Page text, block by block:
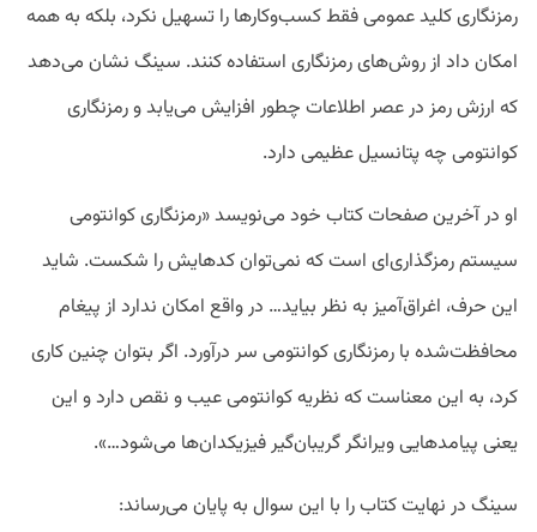
رمزنگاری کلید عمومی فقط کسب‌وکارها را تسهیل نکرد، بلکه به همه
امکان داد از روش‌های رمزنگاری استفاده کنند. سینگ نشان می‌دهد
که ارزش رمز در عصر اطلاعات چطور افزایش می‌یابد و رمزنگاری
کوانتومی چه پتانسیل عظیمی دارد.
او در آخرین صفحات کتاب خود می‌نویسد «رمزنگاری کوانتومی
سیستم رمزگذاری‌ای است که نمی‌توان کدهایش را شکست. شاید
این حرف، اغراق‌آمیز به نظر بیاید… در واقع امکان ندارد از پیغام
محافظت‌شده با رمزنگاری کوانتومی سر درآورد. اگر بتوان چنین کاری
کرد، به این معناست که نظریه کوانتومی عیب‌ و نقص دارد و این
یعنی پیامدهایی ویرانگر گریبان‌گیر فیزیکدان‌ها می‌شود…».
سینگ در نهایت کتاب را با این سوال به پایان می‌رساند: